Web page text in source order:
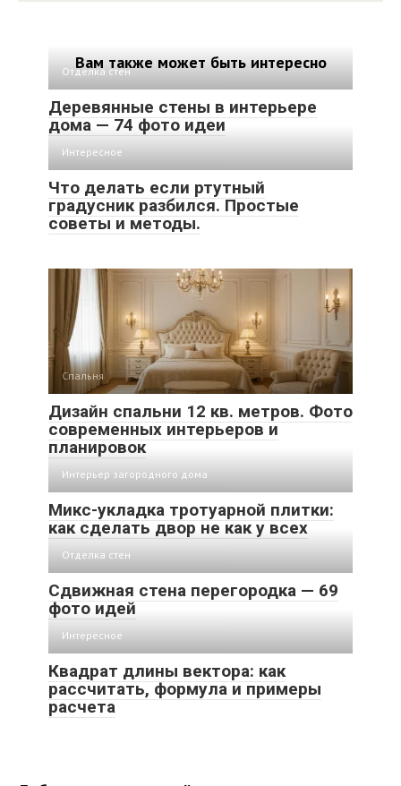
Вам также может быть интересно
Отделка стен
Деревянные стены в интерьере
дома — 74 фото идеи
Интересное
Что делать если ртутный
градусник разбился. Простые
советы и методы.
Спальня
Дизайн спальни 12 кв. метров. Фото
современных интерьеров и
планировок
Интерьер загородного дома
Микс-укладка тротуарной плитки:
как сделать двор не как у всех
Отделка стен
Сдвижная стена перегородка — 69
фото идей
Интересное
Квадрат длины вектора: как
рассчитать, формула и примеры
расчета